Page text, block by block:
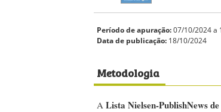
Período de apuração:07/10/2024 a
Data de publicação: 18/10/2024
Metodologia
A Lista Nielsen-PublishNews